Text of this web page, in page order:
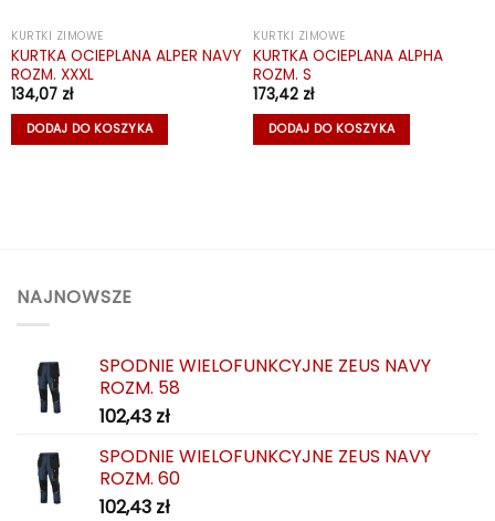
KURTKI ZIMOWE
KURTKA OCIEPLANA ALPER NAVY
ROZM. XXXL
134,07 zł
DODAJ DO KOSZYKA
KURTKI ZIMOWE
KURTKA OCIEPLANA ALPHA
ROZM. S
173,42 zł
DODAJ DO KOSZYKA
NAJNOWSZE
SPODNIE WIELOFUNKCYJNE ZEUS NAVY
ROZM. 58
102,43 zł
SPODNIE WIELOFUNKCYJNE ZEUS NAVY
ROZM. 60
102,43 zł